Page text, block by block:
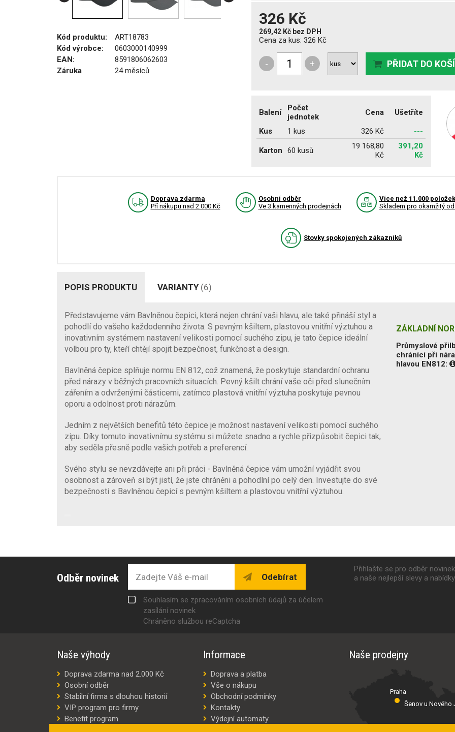
Kód produktu:
ART18783
Kód výrobce:
0603000140999
EAN:
8591806062603
Záruka
24 měsíců
326 Kč
269,42 Kč bez DPH
Cena za kus:326 Kč
- + PŘIDAT DO
Balení
Počet
jednotek
Cena Ušetříte
Kus 1 kus 326 Kč ---
Karton 60 kusů
19 168,80
Kč
391,20
Kč
Doprava zdarma
Pří nákupu nad 2.000 Kč
Osobní odběr
Ve 3 kamenných prodejnách
Více než 11.000 položek
Skladem pro okamžitý
Stovky spokojených zákazníků
POPIS PRODUKTU VARIANTY (6)
Představujeme vám Bavlněnou čepici, která nejen chrání vaši hlavu, ale také přináší styl a
pohodlí do vašeho každodenního života. S pevným kšiltem, plastovou vnitřní výztuhou a
inovativním systémem nastavení velikosti pomocí suchého zipu, je tato čepice ideální
volbou pro ty, kteří chtějí spojit bezpečnost, funkčnost a design.
Bavlněná čepice splňuje normu EN 812, což znamená, že poskytuje standardní ochranu
před nárazy v běžných pracovních situacích. Pevný kšilt chrání vaše oči před slunečním
zářením a odvrženými částicemi, zatímco plastová vnitřní výztuha poskytuje pevnou
oporu a odolnost proti nárazům.
Jedním z největších benefitů této čepice je možnost nastavení velikosti pomocí suchého
zipu. Díky tomuto inovativnímu systému si můžete snadno a rychle přizpůsobit čepici tak,
aby seděla přesně podle vašich potřeb a preferencí.
Svého stylu se nevzdávejte ani při práci - Bavlněná čepice vám umožní vyjádřit svou
osobnost a zároveň si být jistí, že jste chráněni a pohodlní po celý den. Investujte do své
bezpečnosti s Bavlněnou čepicí s pevným kšiltem a plastovou vnitřní výztuhou.
ZÁKLADNÍ
Průmyslové
chránící při
hlavou EN812:
Odběr novinek Odebírat
Souhlasím se zpracováním osobních údajů za účelem
zasílání novinek
Chráněno službou reCaptcha
Přihlašte se pro odběr
a naše nejlepší slevy a
Naše výhody
Doprava zdarma nad 2.000 Kč
Osobní odběr
Stabilní firma s dlouhou historií
VIP program pro firmy
Benefit program
Informace
Doprava a platba
Vše o nákupu
Obchodní podmínky
Kontakty
Výdejní automaty
Naše prodejny
Praha
Šenov u Nového